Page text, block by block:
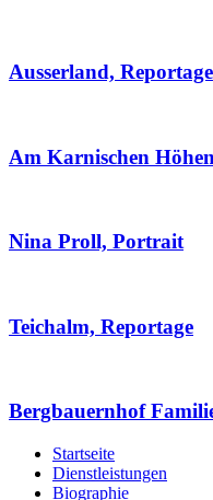
Ausserland, Reportage
Am Karnischen
Nina Proll, Portrait
Teichalm, Reportage
Bergbauernhof
Startseite
Dienstleistungen
Biographie